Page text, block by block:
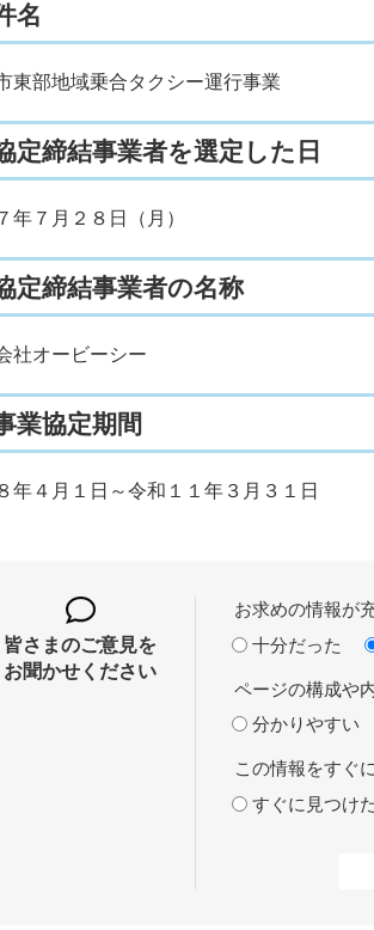
名
東部地域乗合タクシー運行事業
定締結事業者を選定した日
年７月２８日（月）
定締結事業者の名称
社オービーシー
業協定期間
年４月１日～令和１１年３月３１日
皆さまのご意見を
お聞かせください
お求めの情報が
十分だった
ページの構成や
分かりやすい
この情報をすぐ
すぐに見つけた